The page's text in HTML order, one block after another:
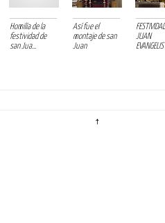
Homilía de la
festividad de
san Jua...
Así fue el
montaje de san
Juan
JUAN